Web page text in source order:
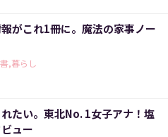
がこれ1冊に。魔法の家事ノー
,暮らし
たい。東北No. 1女子アナ！塩
ュー